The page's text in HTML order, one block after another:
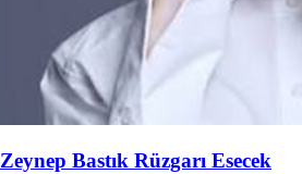
Bastık Rüzgarı Esecek